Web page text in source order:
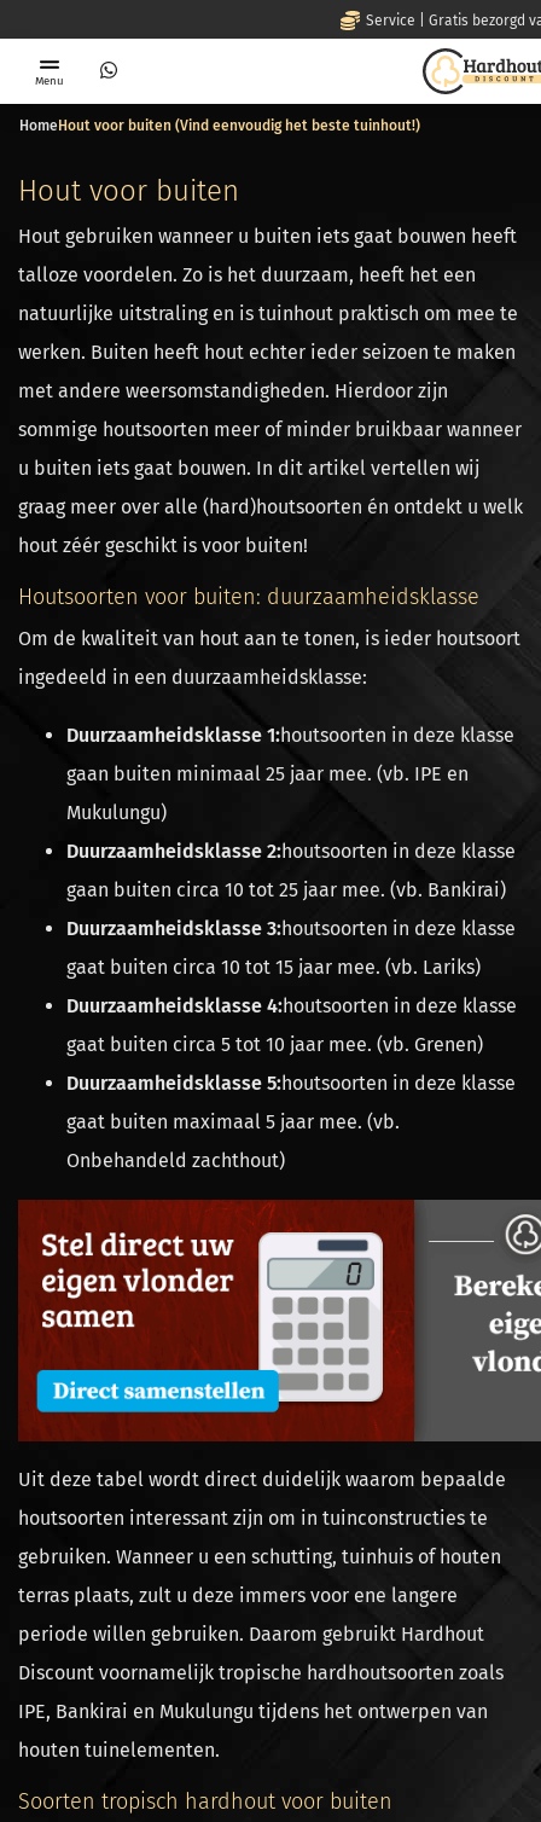
Service | Gratis bezorgd
Menu
Home Hout voor buiten (Vind eenvoudig het beste tuinhout!)
Hout voor buiten
Hout gebruiken wanneer u buiten iets gaat bouwen heeft
talloze voordelen. Zo is het duurzaam, heeft het een
natuurlijke uitstraling en is tuinhout praktisch om mee te
werken. Buiten heeft hout echter ieder seizoen te maken
met andere weersomstandigheden. Hierdoor zijn
sommige houtsoorten meer of minder bruikbaar wanneer
u buiten iets gaat bouwen. In dit artikel vertellen wij
graag meer over alle (hard)houtsoorten én ontdekt u welk
hout zéér geschikt is voor buiten!
Houtsoorten voor buiten: duurzaamheidsklasse
Om de kwaliteit van hout aan te tonen, is ieder houtsoort
ingedeeld in een duurzaamheidsklasse:
Duurzaamheidsklasse 1:houtsoorten in deze klasse
gaan buiten minimaal 25 jaar mee. (vb. IPE en
Mukulungu)
Duurzaamheidsklasse 2:houtsoorten in deze klasse
gaan buiten circa 10 tot 25 jaar mee. (vb. Bankirai)
Duurzaamheidsklasse 3:houtsoorten in deze klasse
gaat buiten circa 10 tot 15 jaar mee. (vb. Lariks)
Duurzaamheidsklasse 4:houtsoorten in deze klasse
gaat buiten circa 5 tot 10 jaar mee. (vb. Grenen)
Duurzaamheidsklasse 5:houtsoorten in deze klasse
gaat buiten maximaal 5 jaar mee. (vb.
Onbehandeld zachthout)
Uit deze tabel wordt direct duidelijk waarom bepaalde
houtsoorten interessant zijn om in tuinconstructies te
gebruiken. Wanneer u een schutting, tuinhuis of houten
terras plaats, zult u deze immers voor ene langere
periode willen gebruiken. Daarom gebruikt Hardhout
Discount voornamelijk tropische hardhoutsoorten zoals
IPE, Bankirai en Mukulungu tijdens het ontwerpen van
houten tuinelementen.
Soorten tropisch hardhout voor buiten